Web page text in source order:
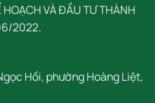
VÀ ĐẦU TƯ THÀNH
2022.
Hồi, phường Hoàng Liệt,